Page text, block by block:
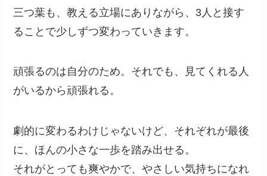
三つ葉も、教える立場にありながら、3人と接す
ることで少しずつ変わっていきます。
頑張るのは自分のため。それでも、見てくれる人
がいるから頑張れる。
劇的に変わるわけじゃないけど、それぞれが最後
に、ほんの小さな一歩を踏み出せる。
それがとっても爽やかで、やさしい気持ちになれ